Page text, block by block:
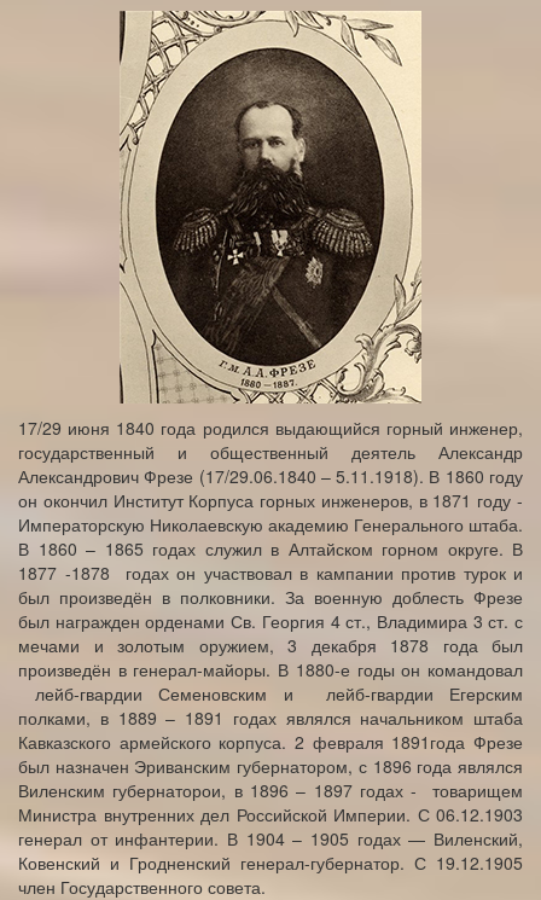
17/29 июня 1840 года родился выдающийся горный инженер,
государственный и общественный деятель Александр
Александрович Фрезе (17/29.06.1840 – 5.11.1918). В 1860 году
он окончил Институт Корпуса горных инженеров, в 1871 году -
Императорскую Николаевскую академию Генерального штаба.
В 1860 – 1865 годах служил в Алтайском горном округе. В
1877 -1878 годах он участвовал в кампании против турок и
был произведён в полковники. За военную доблесть Фрезе
был награжден орденами Св. Георгия 4 ст., Владимира 3 ст. с
мечами и золотым оружием, 3 декабря 1878 года был
произведён в генерал-майоры. В 1880-е годы он командовал
лейб-гвардии Семеновским и лейб-гвардии Егерским
полками, в 1889 – 1891 годах являлся начальником штаба
Кавказского армейского корпуса. 2 февраля 1891года Фрезе
был назначен Эриванским губернатором, с 1896 года являлся
Виленским губернаторои, в 1896 – 1897 годах - товарищем
Министра внутренних дел Российской Империи. С 06.12.1903
генерал от инфантерии. В 1904 – 1905 годах — Виленский,
Ковенский и Гродненский генерал-губернатор. С 19.12.1905
член Государственного совета.